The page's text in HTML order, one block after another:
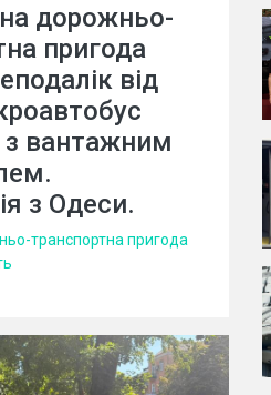
дорожньо-
пригода
від
з вантажним
з Одеси.
транспортна пригода